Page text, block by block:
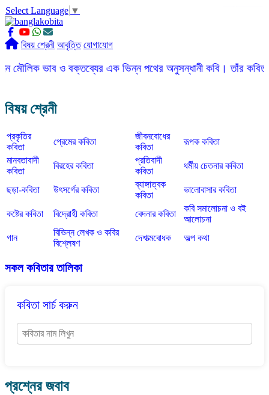
Select Language ▼
বিষয় শ্রেনী আবৃত্তি যোগাযোগ
ভাব ও বক্তব্যের এক ভিন্ন পথের অনুসন্ধানী কবি।
বিষয় শ্রেনী
প্রকৃতির
কবিতা
প্রেমের কবিতা
জীবনবোধের
কবিতা
রূপক কবিতা
মানবতাবাদী
কবিতা
বিরহের কবিতা
প্রতিবাদী
কবিতা
ধর্মীয় চেতনার কবিতা
ছড়া-কবিতা উৎসর্গের কবিতা
ব্যাঙ্গাত্বক
কবিতা
ভালোবাসার কবিতা
কষ্টের কবিতা বিদ্রোহী কবিতা বেদনার কবিতা
কবি সমালোচনা ও বই
আলোচনা
গান
বিভিন্ন লেখক ও কবির
বিশ্লেষণ
দেশাত্মবোধক অল্প কথা
সকল কবিতার তালিকা
কবিতা সার্চ করুন
প্রশ্নের জবাব